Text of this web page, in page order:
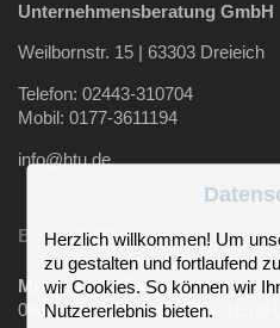
Unternehmensberatung GmbH
Weilbornstr. 15 | 63303 Dreieich
Telefon: 02443-310704
Mobil: 0177-3611194
info@htu.de
BÜROZEITEN
Montag und Dienstag
08.00 - 12.00 Uhr | 14.00 - 18.00
Herzlich willkommen! Um
zu gestalten und fortlaufend
wir Cookies. So können wir
Nutzererlebnis bieten.